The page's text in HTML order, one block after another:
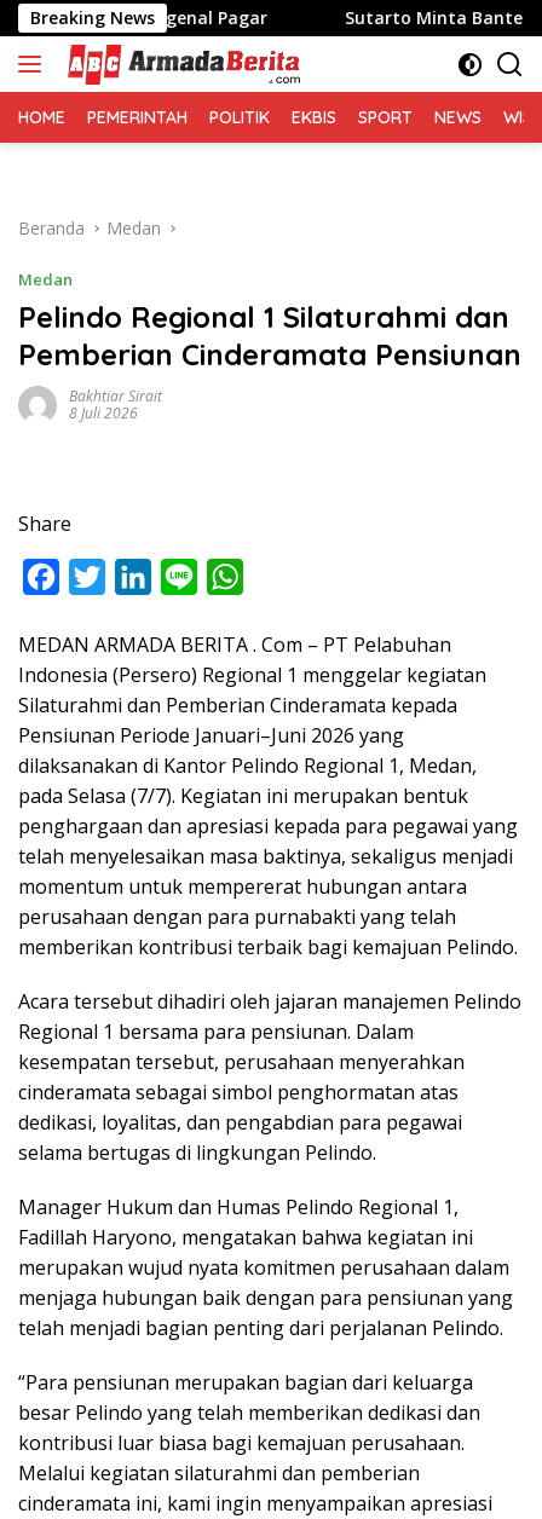
Langsung
ke
konten
Breaking News
Mengenal Pagar Sutarto Minta Banteng Sumut
HOME PEMERINTAH POLITIK EKBIS SPORT NEWS
Beranda Medan
Medan
Pelindo Regional 1 Silaturahmi dan
Pemberian Cinderamata Pensiunan
Bakhtiar Sirait
8 Juli 2026
Share
c
e
b
o
o
k
i
t
e
r
n
k
e
d
I
n
n
e
a
t
A
p
p
MEDAN ARMADA BERITA . Com – PT Pelabuhan
Indonesia (Persero) Regional 1 menggelar kegiatan
Silaturahmi dan Pemberian Cinderamata kepada
Pensiunan Periode Januari–Juni 2026 yang
dilaksanakan di Kantor Pelindo Regional 1, Medan,
pada Selasa (7/7). Kegiatan ini merupakan bentuk
penghargaan dan apresiasi kepada para pegawai yang
telah menyelesaikan masa baktinya, sekaligus menjadi
momentum untuk mempererat hubungan antara
perusahaan dengan para purnabakti yang telah
memberikan kontribusi terbaik bagi kemajuan Pelindo.
Acara tersebut dihadiri oleh jajaran manajemen Pelindo
Regional 1 bersama para pensiunan. Dalam
kesempatan tersebut, perusahaan menyerahkan
cinderamata sebagai simbol penghormatan atas
dedikasi, loyalitas, dan pengabdian para pegawai
selama bertugas di lingkungan Pelindo.
Manager Hukum dan Humas Pelindo Regional 1,
Fadillah Haryono, mengatakan bahwa kegiatan ini
merupakan wujud nyata komitmen perusahaan dalam
menjaga hubungan baik dengan para pensiunan yang
telah menjadi bagian penting dari perjalanan Pelindo.
“Para pensiunan merupakan bagian dari keluarga
besar Pelindo yang telah memberikan dedikasi dan
kontribusi luar biasa bagi kemajuan perusahaan.
Melalui kegiatan silaturahmi dan pemberian
cinderamata ini, kami ingin menyampaikan apresiasi